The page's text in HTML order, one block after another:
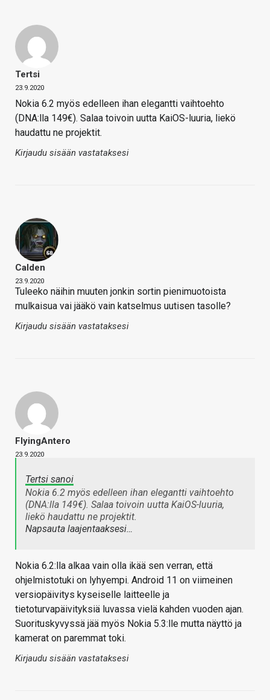
Tertsi
23.9.2020
Nokia 6.2 myös edelleen ihan elegantti vaihtoehto
(DNA:lla 149€). Salaa toivoin uutta KaiOS-luuria, liekö
haudattu ne projektit.
Kirjaudu sisään vastataksesi
Calden
23.9.2020
Tuleeko näihin muuten jonkin sortin pienimuotoista
mulkaisua vai jääkö vain katselmus uutisen tasolle?
Kirjaudu sisään vastataksesi
FlyingAntero
23.9.2020
Tertsi sanoi
Nokia 6.2 myös edelleen ihan elegantti vaihtoehto
(DNA:lla 149€). Salaa toivoin uutta KaiOS-luuria,
liekö haudattu ne projektit.
Napsauta laajentaaksesi…
Nokia 6.2:lla alkaa vain olla ikää sen verran, että
ohjelmistotuki on lyhyempi. Android 11 on viimeinen
versiopäivitys kyseiselle laitteelle ja
tietoturvapäivityksiä luvassa vielä kahden vuoden ajan.
Suorituskyvyssä jää myös Nokia 5.3:lle mutta näyttö ja
kamerat on paremmat toki.
Kirjaudu sisään vastataksesi